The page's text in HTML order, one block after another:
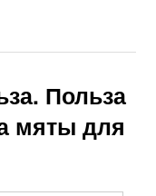
Польза
мяты для